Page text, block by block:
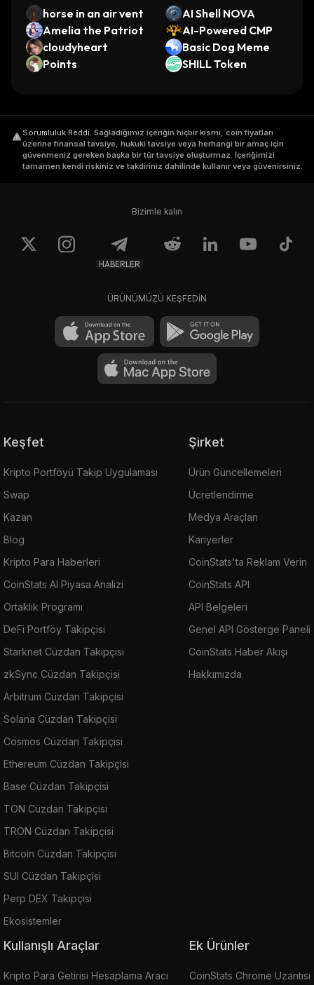
horse in an air vent
AI Shell NOVA
Amelia the Patriot
AI-Powered CMP
cloudyheart
Basic Dog Meme
Points
SHILL Token
Sorumluluk Reddi. Sağladığımız içeriğin hiçbir kısmı, coin fiyatları
üzerine finansal tavsiye, hukuki tavsiye veya herhangi bir amaç için
güvenmeniz gereken başka bir tür tavsiye oluşturmaz. İçeriğimizi
tamamen kendi riskiniz ve takdiriniz dahilinde kullanır veya güvenirsiniz.
Bizimle kalın
HABERLER
ÜRÜNÜMÜZÜ KEŞFEDİN
Keşfet
Kripto Portföyü Takip Uygulaması
Swap
Kazan
Blog
Kripto Para Haberleri
CoinStats AI Piyasa Analizi
Ortaklık Programı
DeFi Portföy Takipçisi
Starknet Cüzdan Takipçisi
zkSync Cüzdan Takipçisi
Arbitrum Cüzdan Takipçisi
Solana Cüzdan Takipçisi
Cosmos Cüzdan Takipçisi
Ethereum Cüzdan Takipçisi
Base Cüzdan Takipçisi
TON Cüzdan Takipçisi
TRON Cüzdan Takipçisi
Bitcoin Cüzdan Takipçisi
SUI Cüzdan Takipçisi
Perp DEX Takipçisi
Ekosistemler
Şirket
Ürün Güncellemeleri
Ücretlendirme
Medya Araçları
Kariyerler
CoinStats'ta Reklam Verin
CoinStats API
API Belgeleri
Genel API Gösterge Paneli
CoinStats Haber Akışı
Hakkımızda
Kullanışlı Araçlar
Kripto Para Getirisi Hesaplama Aracı
Ek Ürünler
CoinStats Chrome Uzantısı